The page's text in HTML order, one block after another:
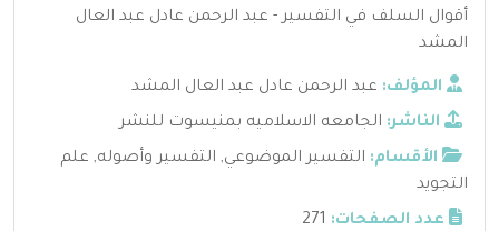
أقوال السلف في التفسير - عبد الرحمن عادل عبد العال
المشد
المؤلف: عبد الرحمن عادل عبد العال المشد
الناشر: الجامعه الاسلاميه بمنيسوت للنشر
الأقسام: التفسير الموضوعي, التفسير وأصوله, علم
التجويد
عدد الصفحات: 271